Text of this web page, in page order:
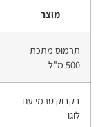
מוצר
תרמוס מתכת
500 מ"ל
בקבוק טרמי עם
לוגו